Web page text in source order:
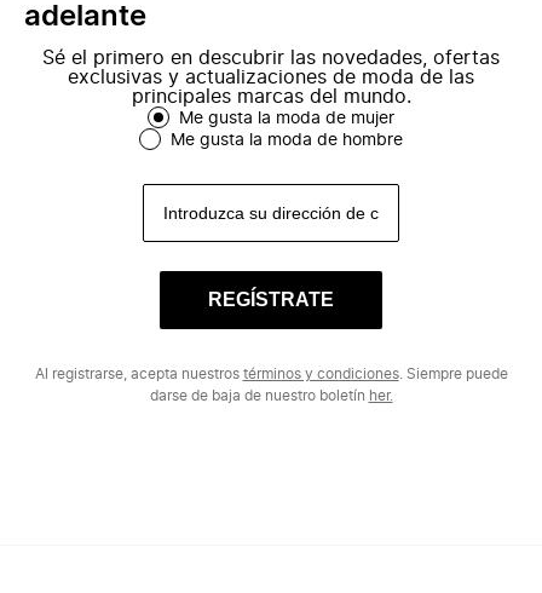
adelante
Sé el primero en descubrir las novedades, ofertas
exclusivas y actualizaciones de moda de las
principales marcas del mundo.
Me gusta la moda de mujer
Me gusta la moda de hombre
REGÍSTRATE
Al registrarse, acepta nuestros términos y condiciones. Siempre puede
darse de baja de nuestro boletín her.